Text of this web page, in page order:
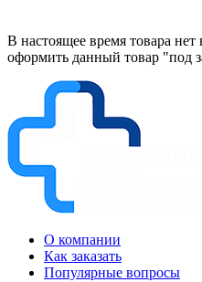
В настоящее время товара
оформить данный товар "под
О компании
Как заказать
Популярные вопросы